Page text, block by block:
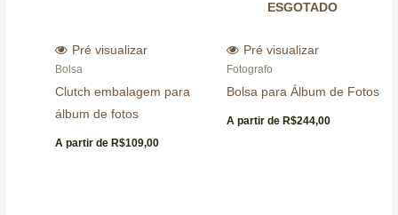
Pré visualizar
Bolsa
Clutch embalagem para
álbum de fotos
A partir de R$109,00
ESGOTADO
Pré visualizar
Fotografo
Bolsa para Álbum de Fotos
A partir de R$244,00